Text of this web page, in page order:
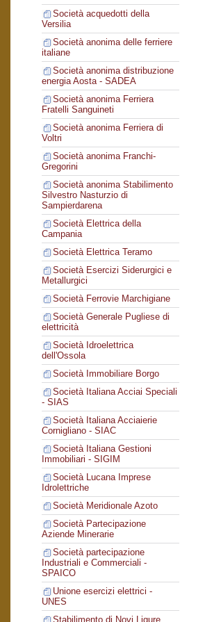
Società acquedotti della
Versilia
Società anonima delle ferriere
italiane
Società anonima distribuzione
energia Aosta - SADEA
Società anonima Ferriera
Fratelli Sanguineti
Società anonima Ferriera di
Voltri
Società anonima Franchi-
Gregorini
Società anonima Stabilimento
Silvestro Nasturzio di
Sampierdarena
Società Elettrica della
Campania
Società Elettrica Teramo
Società Esercizi Siderurgici e
Metallurgici
Società Ferrovie Marchigiane
Società Generale Pugliese di
elettricità
Società Idroelettrica
dell'Ossola
Società Immobiliare Borgo
Società Italiana Acciai Speciali
- SIAS
Società Italiana Acciaierie
Cornigliano - SIAC
Società Italiana Gestioni
Immobiliari - SIGIM
Società Lucana Imprese
Idrolettriche
Società Meridionale Azoto
Società Partecipazione
Aziende Minerarie
Società partecipazione
Industriali e Commerciali -
SPAICO
Unione esercizi elettrici -
UNES
Stabilimento di Novi Ligure